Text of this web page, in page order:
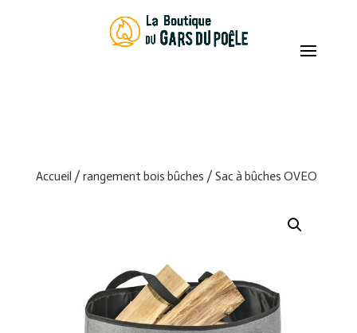
Accueil / rangement bois bûches / Sac à bûches OVEO